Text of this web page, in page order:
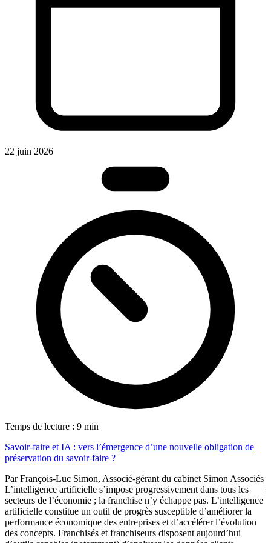
22 juin 2026
Temps de lecture : 9 min
Savoir-faire et IA : vers l’émergence d’une nouvelle obligation de
préservation du savoir-faire ?
Par François-Luc Simon, Associé-gérant du cabinet Simon Associés
L’intelligence artificielle s’impose progressivement dans tous les
secteurs de l’économie ; la franchise n’y échappe pas. L’intelligence
artificielle constitue un outil de progrès susceptible d’améliorer la
performance économique des entreprises et d’accélérer l’évolution
des concepts. Franchisés et franchiseurs disposent aujourd’hui